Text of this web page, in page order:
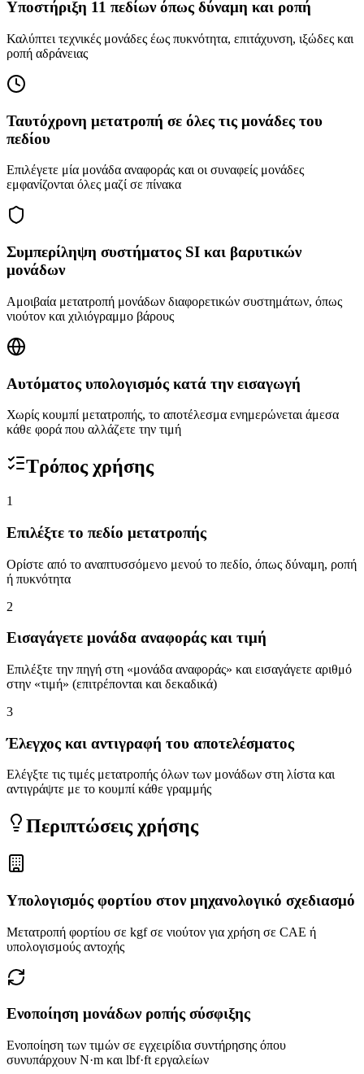
Υποστήριξη 11 πεδίων όπως δύναμη και ροπή
Καλύπτει τεχνικές μονάδες έως πυκνότητα, επιτάχυνση, ιξώδες και
ροπή αδράνειας
Ταυτόχρονη μετατροπή σε όλες τις μονάδες του
πεδίου
Επιλέγετε μία μονάδα αναφοράς και οι συναφείς μονάδες
εμφανίζονται όλες μαζί σε πίνακα
Συμπερίληψη συστήματος SI και βαρυτικών
μονάδων
Αμοιβαία μετατροπή μονάδων διαφορετικών συστημάτων, όπως
νιούτον και χιλιόγραμμο βάρους
Αυτόματος υπολογισμός κατά την εισαγωγή
Χωρίς κουμπί μετατροπής, το αποτέλεσμα ενημερώνεται άμεσα
κάθε φορά που αλλάζετε την τιμή
Τρόπος χρήσης
1
Επιλέξτε το πεδίο μετατροπής
Ορίστε από το αναπτυσσόμενο μενού το πεδίο, όπως δύναμη, ροπή
ή πυκνότητα
2
Εισαγάγετε μονάδα αναφοράς και τιμή
Επιλέξτε την πηγή στη «μονάδα αναφοράς» και εισαγάγετε αριθμό
στην «τιμή» (επιτρέπονται και δεκαδικά)
3
Έλεγχος και αντιγραφή του αποτελέσματος
Ελέγξτε τις τιμές μετατροπής όλων των μονάδων στη λίστα και
αντιγράψτε με το κουμπί κάθε γραμμής
Περιπτώσεις χρήσης
Υπολογισμός φορτίου στον μηχανολογικό σχεδιασμό
Μετατροπή φορτίου σε kgf σε νιούτον για χρήση σε CAE ή
υπολογισμούς αντοχής
Ενοποίηση μονάδων ροπής σύσφιξης
Ενοποίηση των τιμών σε εγχειρίδια συντήρησης όπου
συνυπάρχουν N·m και lbf·ft εργαλείων